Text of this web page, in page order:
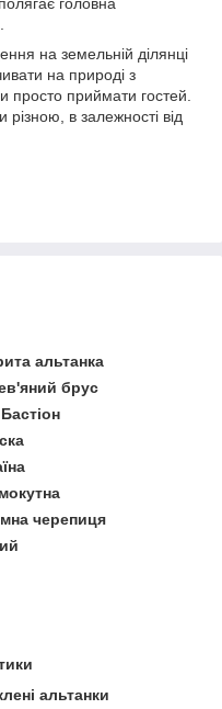
на земельній ділянці
на природі з
приймати гостей.
в залежності від
альтанка
брус
черепиця
альтанки